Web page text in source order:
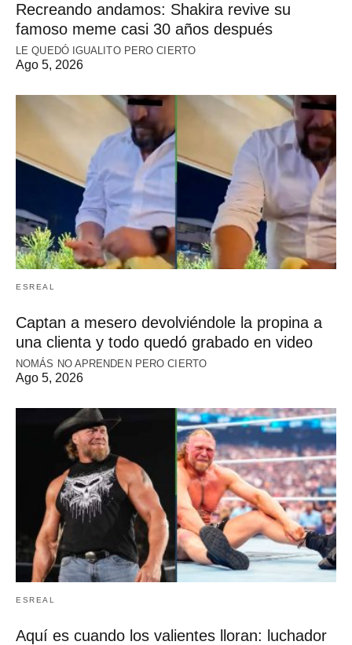
Recreando andamos: Shakira revive su
famoso meme casi 30 años después
LE QUEDÓ IGUALITO PERO CIERTO
Ago 5, 2026
ESREAL
Captan a mesero devolviéndole la propina a
una clienta y todo quedó grabado en video
NOMÁS NO APRENDEN PERO CIERTO
Ago 5, 2026
ESREAL
Aquí es cuando los valientes lloran: luchador